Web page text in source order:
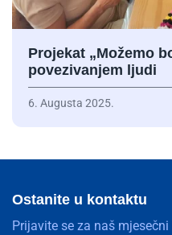
Projekat „Možemo
povezivanjem ljudi
6. Augusta 2025.
Ostanite u kontaktu
Prijavite se za naš